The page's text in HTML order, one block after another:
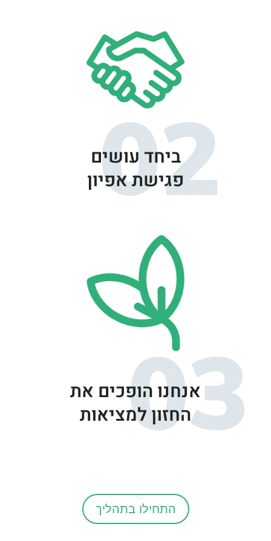
ביחד עושים
פגישת אפיון
אנחנו הופכים את
החזון למציאות
התחילו בתהליך